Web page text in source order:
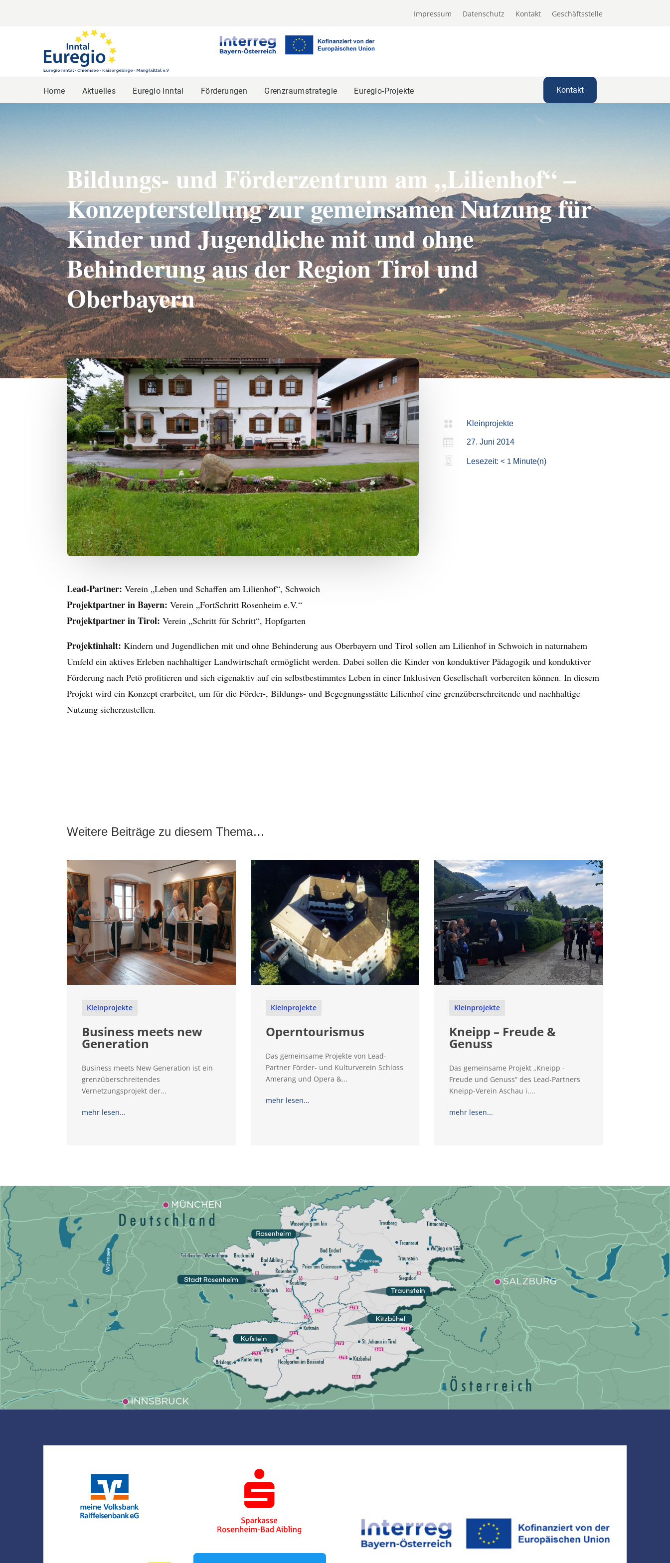
Impressum Datenschutz Kontakt Geschäftsstelle
Home Aktuelles Euregio Inntal Förderungen Grenzraumstrategie Euregio-Projekte Kontakt
Bildungs- und Förderzentrum am „Lilienhof“ –
Konzepterstellung zur gemeinsamen Nutzung für
Kinder und Jugendliche mit und ohne
Behinderung aus der Region Tirol und
Oberbayern
 Kleinprojekte
 27. Juni 2014
 Lesezeit:< 1 Minute(n)
Lead-Partner: Verein „Leben und Schaffen am Lilienhof“, Schwoich
Projektpartner in Bayern: Verein „FortSchritt Rosenheim e.V.“
Projektpartner in Tirol: Verein „Schritt für Schritt“, Hopfgarten
Projektinhalt: Kindern und Jugendlichen mit und ohne Behinderung aus Oberbayern und Tirol sollen am Lilienhof in Schwoich in naturnahem
Umfeld ein aktives Erleben nachhaltiger Landwirtschaft ermöglicht werden. Dabei sollen die Kinder von konduktiver Pädagogik und konduktiver
Förderung nach Petö profitieren und sich eigenaktiv auf ein selbstbestimmtes Leben in einer Inklusiven Gesellschaft vorbereiten können. In diesem
Projekt wird ein Konzept erarbeitet, um für die Förder-, Bildungs- und Begegnungsstätte Lilienhof eine grenzüberschreitende und nachhaltige
Nutzung sicherzustellen.
Weitere Beiträge zu diesem Thema…
Kleinprojekte
Business meets new
Generation
Business meets New Generation ist ein
grenzüberschreitendes
Vernetzungsprojekt der...
mehr lesen...
Kleinprojekte
Operntourismus
Das gemeinsame Projekte von Lead-
Partner Förder- und Kulturverein Schloss
Amerang und Opera &...
mehr lesen...
Kleinprojekte
Kneipp – Freude &
Genuss
Das gemeinsame Projekt „Kneipp -
Freude und Genuss“ des Lead-Partners
Kneipp-Verein Aschau i....
mehr lesen...